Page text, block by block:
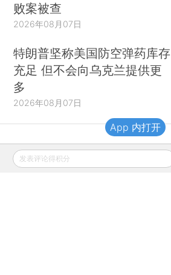
败案被查
2026年08月07日
特朗普坚称美国防空弹药库存
充足 但不会向乌克兰提供更
多
2026年08月07日
财新移动
发表评论得积分
App 内打开